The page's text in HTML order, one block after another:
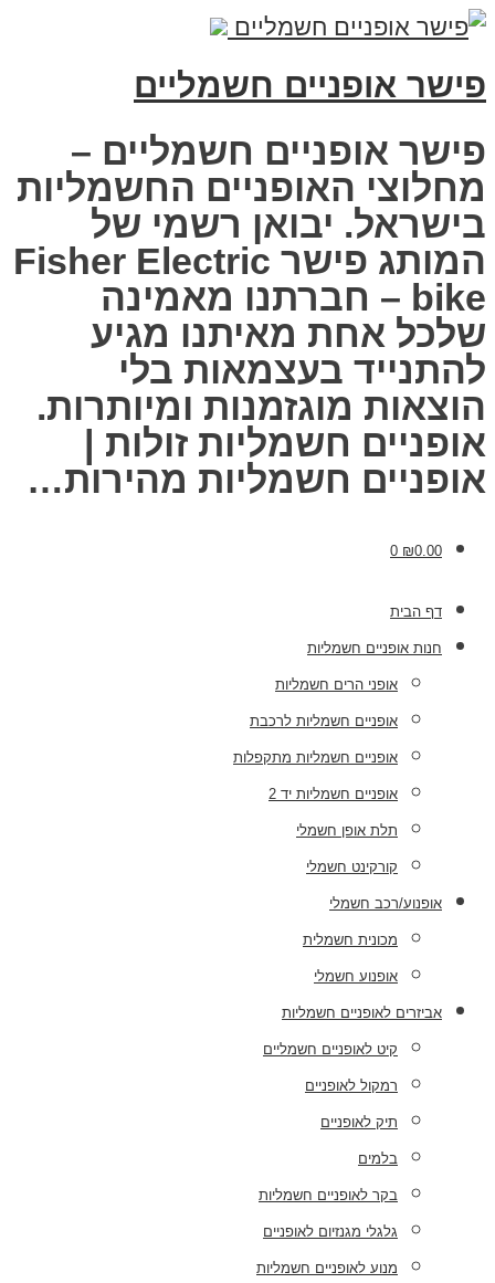
פישר אופניים חשמליים
פישר אופניים חשמליים –
מחלוצי האופניים החשמליות
בישראל. יבואן רשמי של
המותג פישר Fisher Electric
bike – חברתנו מאמינה
שלכל אחת מאיתנו מגיע
להתנייד בעצמאות בלי
הוצאות מוגזמנות ומיותרות.
אופניים חשמליות זולות |
אופניים חשמליות מהירות…
₪0.00
0
דף הבית
חנות אופניים חשמליות
אופני הרים חשמליות
אופניים חשמליות לרכבת
אופניים חשמליות מתקפלות
אופניים חשמליות יד 2
תלת אופן חשמלי
קורקינט חשמלי
אופנוע/רכב חשמלי
מכונית חשמלית
אופנוע חשמלי
אביזרים לאופניים חשמליות
קיט לאופניים חשמליים
רמקול לאופניים
תיק לאופניים
בלמים
בקר לאופניים חשמליות
גלגלי מגנזיום לאופניים
מנוע לאופניים חשמליות